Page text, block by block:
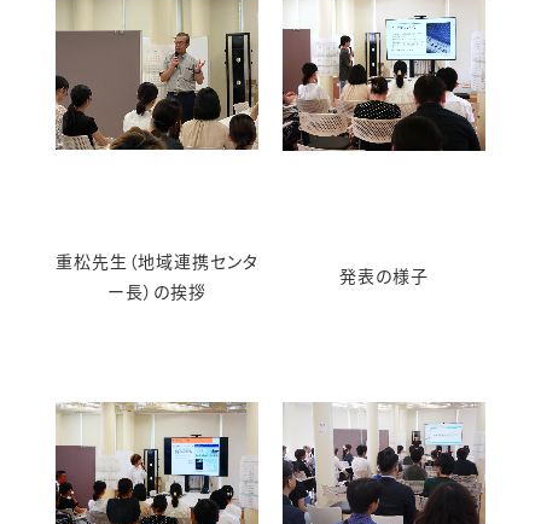
重松先生（地域連携センタ
ー長）の挨拶
発表の様子